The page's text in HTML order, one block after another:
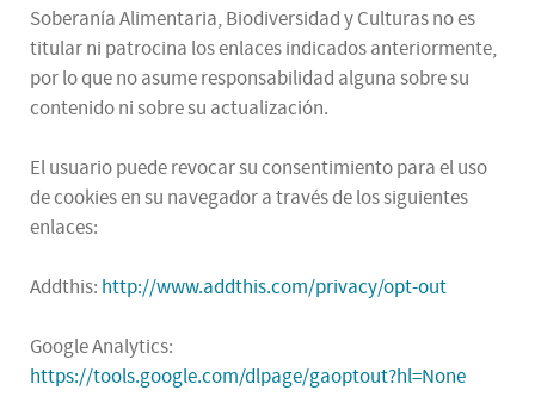
Soberanía Alimentaria, Biodiversidad y Culturas no es
titular ni patrocina los enlaces indicados anteriormente,
por lo que no asume responsabilidad alguna sobre su
contenido ni sobre su actualización.
El usuario puede revocar su consentimiento para el uso
de cookies en su navegador a través de los siguientes
enlaces:
Addthis: http://www.addthis.com/privacy/opt-out
Google Analytics:
https://tools.google.com/dlpage/gaoptout?hl=None